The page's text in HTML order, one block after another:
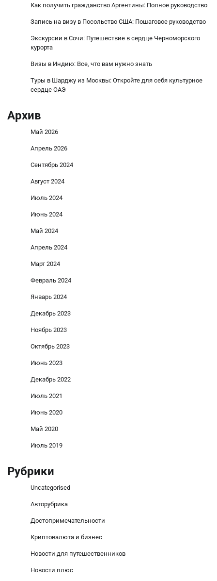
Как получить гражданство Аргентины: Полное руководство
Запись на визу в Посольство США: Пошаговое руководство
Экскурсии в Сочи: Путешествие в сердце Черноморского
курорта
Визы в Индию: Все, что вам нужно знать
Туры в Шарджу из Москвы: Откройте для себя культурное
сердце ОАЭ
Архив
Май 2026
Апрель 2026
Сентябрь 2024
Август 2024
Июль 2024
Июнь 2024
Май 2024
Апрель 2024
Март 2024
Февраль 2024
Январь 2024
Декабрь 2023
Ноябрь 2023
Октябрь 2023
Июнь 2023
Декабрь 2022
Июль 2021
Июнь 2020
Май 2020
Июль 2019
Рубрики
Uncategorised
Авторубрика
Достопримечательности
Криптовалюта и бизнес
Новости для путешественников
Новости плюс